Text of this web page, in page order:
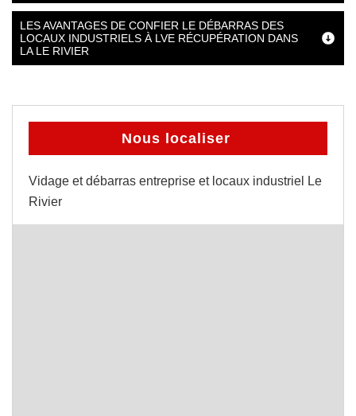
LES AVANTAGES DE CONFIER LE DÉBARRAS DES
LOCAUX INDUSTRIELS À LVE RÉCUPÉRATION DANS
LA LE RIVIER
Nous localiser
Vidage et débarras entreprise et locaux industriel Le
Rivier